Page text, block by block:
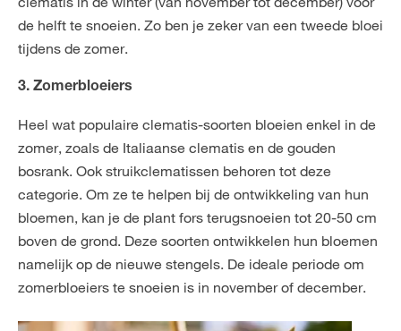
de helft te snoeien. Zo ben je zeker van een tweede bloei
tijdens de zomer.
3. Zomerbloeiers
Heel wat populaire clematis-soorten bloeien enkel in de
zomer, zoals de Italiaanse clematis en de gouden
bosrank. Ook struikclematissen behoren tot deze
categorie. Om ze te helpen bij de ontwikkeling van hun
bloemen, kan je de plant fors terugsnoeien tot 20-50 cm
boven de grond. Deze soorten ontwikkelen hun bloemen
namelijk op de nieuwe stengels. De ideale periode om
zomerbloeiers te snoeien is in november of december.